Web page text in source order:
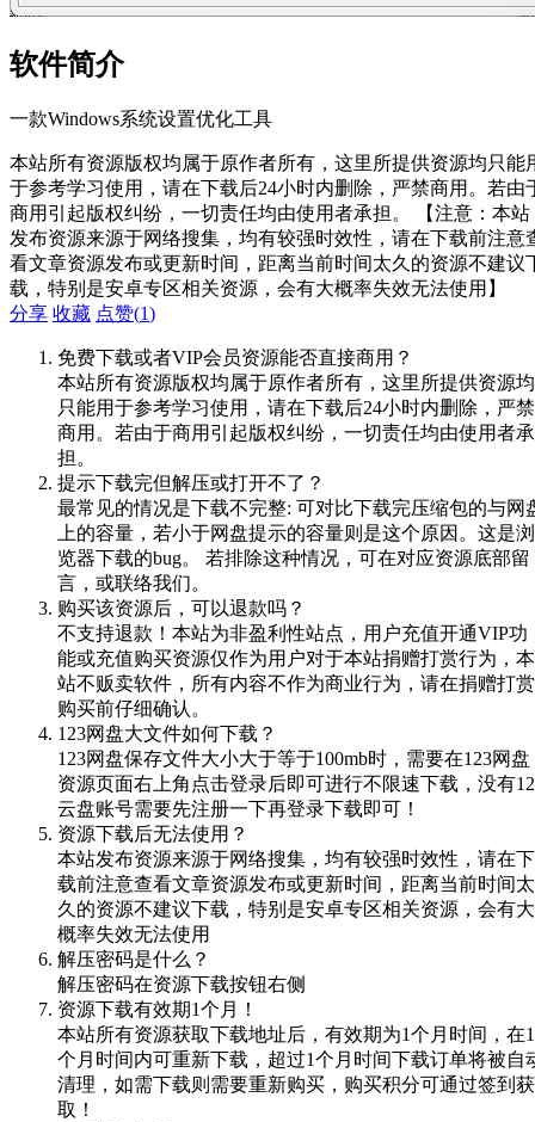
软件简介
一款Windows系统设置优化工具
本站所有资源版权均属于原作者所有，这里所提供资源均只能
于参考学习使用，请在下载后24小时内删除，严禁商用。若由
商用引起版权纠纷，一切责任均由使用者承担。 【注意：本站
发布资源来源于网络搜集，均有较强时效性，请在下载前注意
看文章资源发布或更新时间，距离当前时间太久的资源不建议
载，特别是安卓专区相关资源，会有大概率失效无法使用】
分享 收藏 点赞(1)
免费下载或者VIP会员资源能否直接商用？
本站所有资源版权均属于原作者所有，这里所提供资源均
只能用于参考学习使用，请在下载后24小时内删除，严禁
商用。若由于商用引起版权纠纷，一切责任均由使用者承
担。
提示下载完但解压或打开不了？
最常见的情况是下载不完整: 可对比下载完压缩包的与网
上的容量，若小于网盘提示的容量则是这个原因。这是浏
览器下载的bug。 若排除这种情况，可在对应资源底部留
言，或联络我们。
购买该资源后，可以退款吗？
不支持退款！本站为非盈利性站点，用户充值开通VIP功
能或充值购买资源仅作为用户对于本站捐赠打赏行为，本
站不贩卖软件，所有内容不作为商业行为，请在捐赠打赏
购买前仔细确认。
123网盘大文件如何下载？
123网盘保存文件大小大于等于100mb时，需要在123网盘
资源页面右上角点击登录后即可进行不限速下载，没有
云盘账号需要先注册一下再登录下载即可！
资源下载后无法使用？
本站发布资源来源于网络搜集，均有较强时效性，请在下
载前注意查看文章资源发布或更新时间，距离当前时间太
久的资源不建议下载，特别是安卓专区相关资源，会有大
概率失效无法使用
解压密码是什么？
解压密码在资源下载按钮右侧
资源下载有效期1个月！
本站所有资源获取下载地址后，有效期为1个月时间，在1
个月时间内可重新下载，超过1个月时间下载订单将被自
清理，如需下载则需要重新购买，购买积分可通过签到获
取！